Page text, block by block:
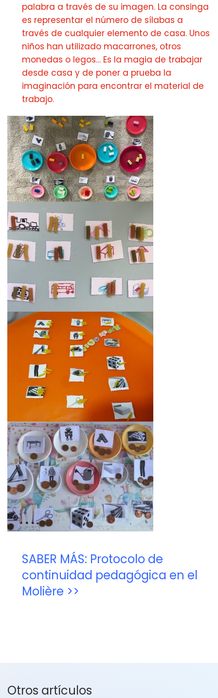
palabra a través de su imagen. La consinga
es representar el número de sílabas a
través de cualquier elemento de casa. Unos
niños han utilizado macarrones, otros
monedas o legos… Es la magia de trabajar
desde casa y de poner a prueba la
imaginación para encontrar el material de
trabajo.
SABER MÁS: Protocolo de
continuidad pedagógica en el
Molière >>
Otros artículos